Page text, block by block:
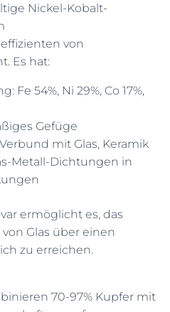
Nickel-Kobalt-
von
Es hat:
Fe 54%, Ni 29%, Co 17%,
Gefüge
mit Glas, Keramik
Metall-Dichtungen in
ermöglicht es, das
Glas über einen
zu erreichen.
70-97% Kupfer mit